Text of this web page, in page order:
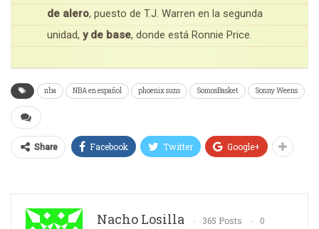
de alero, puesto de T.J. Warren en la segunda
unidad, y de base, donde está Ronnie Price.
nba NBA en español phoenix suns SomosBasket Sonny Weens
Share Facebook Twitter Google+
Nacho Losilla 365 Posts
0